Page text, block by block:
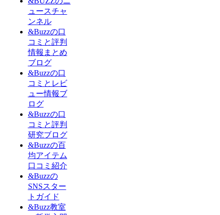
ュースチャ
ンネル
&Buzzの口
コミと評判
情報まとめ
ブログ
&Buzzの口
コミとレビ
ュー情報ブ
ログ
&Buzzの口
コミと評判
研究ブログ
&Buzzの百
均アイテム
口コミ紹介
&Buzzの
SNSスター
トガイド
&Buzz教室